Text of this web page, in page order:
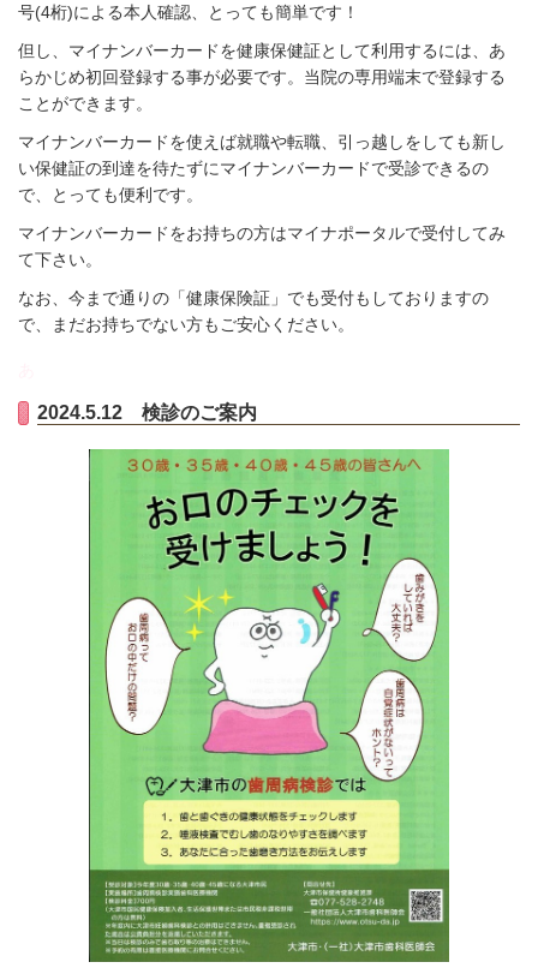
号(4桁)による本人確認、とっても簡単です！
但し、マイナンバーカードを健康保健証として利用するには、あ
らかじめ初回登録する事が必要です。当院の専用端末で登録する
ことができます。
マイナンバーカードを使えば就職や転職、引っ越しをしても新し
い保健証の到達を待たずにマイナンバーカードで受診できるの
で、とっても便利です。
マイナンバーカードをお持ちの方はマイナポータルで受付してみ
て下さい。
なお、今まで通りの「健康保険証」でも受付もしておりますの
で、まだお持ちでない方もご安心ください。
2024.5.12 検診のご案内